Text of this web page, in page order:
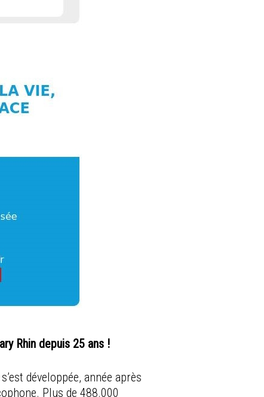
Rhin depuis 25 ans !
développée, année après
Plus de 488.000